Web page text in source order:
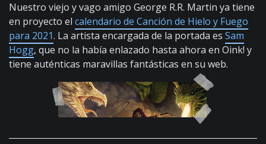
Nuestro viejo y vago amigo George R.R. Martin ya tiene
en proyecto el calendario de Canción de Hielo y Fuego
para 2021. La artista encargada de la portada es Sam
Hogg, que no la había enlazado hasta ahora en Oink! y
tiene auténticas maravillas fantásticas en su web.